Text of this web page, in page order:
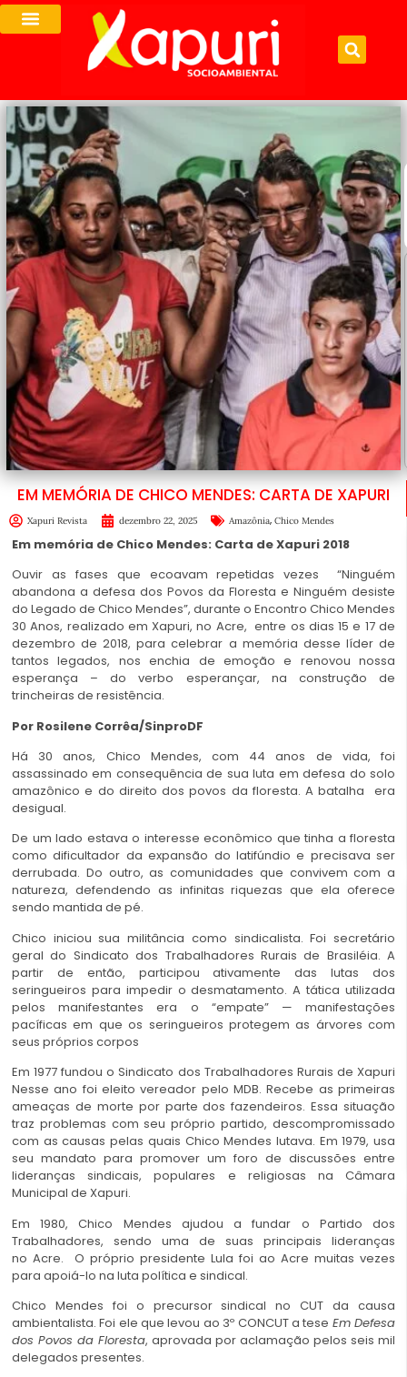
EM MEMÓRIA DE CHICO MENDES: CARTA DE XAPURI
Xapuri Revista dezembro 22, 2025 Amazônia, Chico Mendes
Em memória de Chico Mendes: Carta de Xapuri 2018
Ouvir as fases que ecoavam repetidas vezes “Ninguém
abandona a defesa dos Povos da Floresta e Ninguém desiste
do Legado de Chico Mendes”, durante o Encontro Chico Mendes
30 Anos, realizado em Xapuri, no Acre, entre os dias 15 e 17 de
dezembro de 2018, para celebrar a memória desse líder de
tantos legados, nos enchia de emoção e renovou nossa
esperança – do verbo esperançar, na construção de
trincheiras de resistência.
Por Rosilene Corrêa/SinproDF
Há 30 anos, Chico Mendes, com 44 anos de vida, foi
assassinado em consequência de sua luta em defesa do solo
amazônico e do direito dos povos da floresta. A batalha era
desigual.
De um lado estava o interesse econômico que tinha a floresta
como dificultador da expansão do latifúndio e precisava ser
derrubada. Do outro, as comunidades que convivem com a
natureza, defendendo as infinitas riquezas que ela oferece
sendo mantida de pé.
Chico iniciou sua militância como sindicalista. Foi secretário
geral do Sindicato dos Trabalhadores Rurais de Brasiléia. A
partir de então, participou ativamente das lutas dos
seringueiros para impedir o desmatamento. A tática utilizada
pelos manifestantes era o “empate” — manifestações
pacíficas em que os seringueiros protegem as árvores com
seus próprios corpos
Em 1977 fundou o Sindicato dos Trabalhadores Rurais de Xapuri
Nesse ano foi eleito vereador pelo MDB. Recebe as primeiras
ameaças de morte por parte dos fazendeiros. Essa situação
traz problemas com seu próprio partido, descompromissado
com as causas pelas quais Chico Mendes lutava. Em 1979, usa
seu mandato para promover um foro de discussões entre
lideranças sindicais, populares e religiosas na Câmara
Municipal de Xapuri.
Em 1980, Chico Mendes ajudou a fundar o Partido dos
Trabalhadores, sendo uma de suas principais lideranças
no Acre. O próprio presidente Lula foi ao Acre muitas vezes
para apoiá-lo na luta política e sindical.
Chico Mendes foi o precursor sindical no CUT da causa
ambientalista. Foi ele que levou ao 3º CONCUT a tese Em Defesa
dos Povos da Floresta, aprovada por aclamação pelos seis mil
delegados presentes.